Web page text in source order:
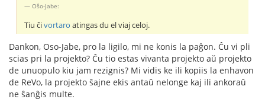
Oŝo-Jabe:
Tiu ĉivortaro atingas du el viaj celoj.
Dankon, Oso-Jabe, pro la ligilo, mi ne konis la paĝon. Ĉu vi pli
scias pri la projekto? Ĉu tio estas vivanta projekto aŭ projekto
de unuopulo kiu jam rezignis? Mi vidis ke ili kopiis la enhavon
de ReVo, la projekto ŝajne ekis antaŭ nelonge kaj ili ankoraŭ
ne ŝanĝis multe.